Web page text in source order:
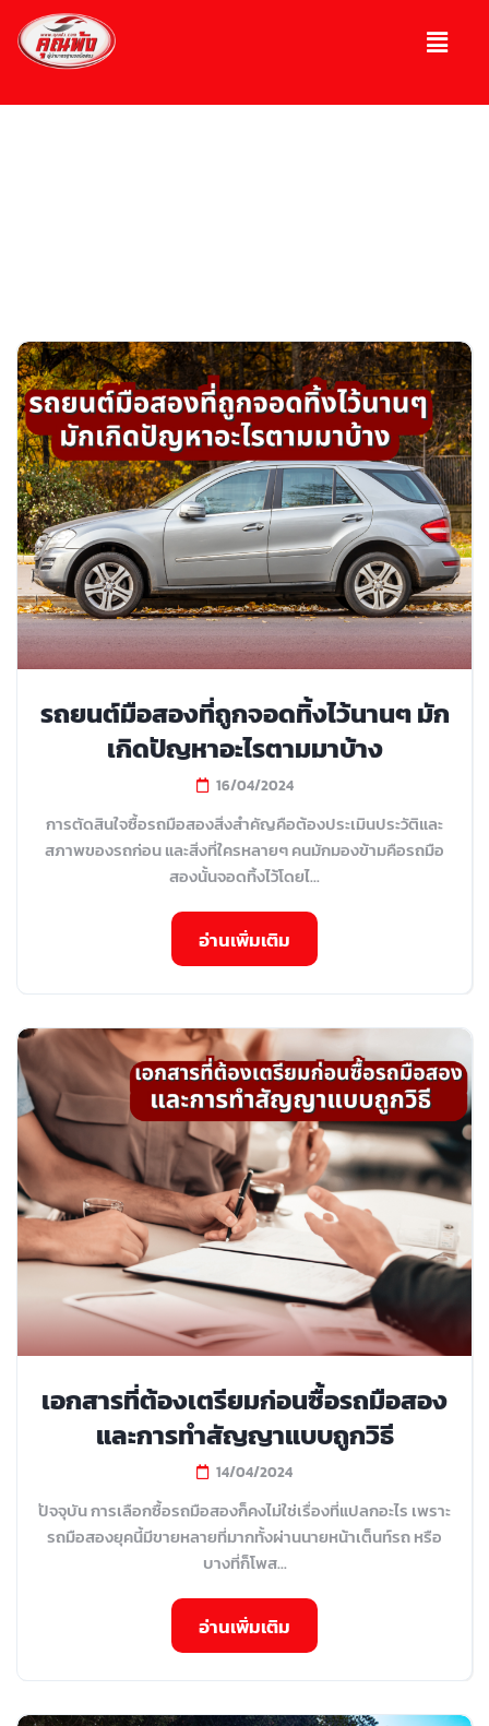
รถยนต์มือสองที่ถูกจอดทิ้งไว้นานๆ มัก
เกิดปัญหาอะไรตามมาบ้าง
16/04/2024
การตัดสินใจซื้อรถมือสองสิ่งสำคัญคือต้องประเมินประวัติและ
สภาพของรถก่อน และสิ่งที่ใครหลายๆ คนมักมองข้ามคือรถมือ
สองนั้นจอดทิ้งไว้โดยไ...
อ่านเพิ่มเติม
เอกสารที่ต้องเตรียมก่อนซื้อรถมือสอง
และการทำสัญญาแบบถูกวิธี
14/04/2024
ปัจจุบัน การเลือกซื้อรถมือสองก็คงไม่ใช่เรื่องที่แปลกอะไร เพราะ
รถมือสองยุคนี้มีขายหลายที่มากทั้งผ่านนายหน้าเต็นท์รถ หรือ
บางที่ก็โพส...
อ่านเพิ่มเติม